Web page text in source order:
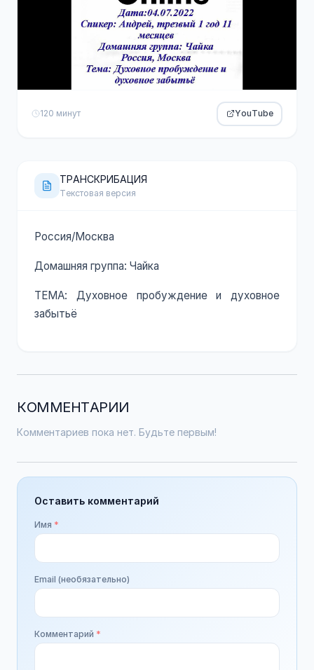
120 минут YouTube
ТРАНСКРИБАЦИЯ
Текстовая версия
Россия/Москва
Домашняя группа: Чайка
ТЕМА: Духовное пробуждение и духовное
забытьё
КОММЕНТАРИИ
Комментариев пока нет. Будьте первым!
Оставить комментарий
Имя *
Email (необязательно)
Комментарий *